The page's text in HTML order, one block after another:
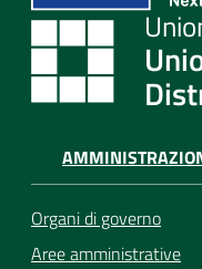
Organi di governo
Aree amministrative